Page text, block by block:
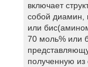
включает
собой диамин,
или
70 моль% или
полученную из